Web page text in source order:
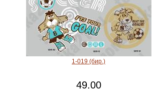
1-019 (бир.)
49.00